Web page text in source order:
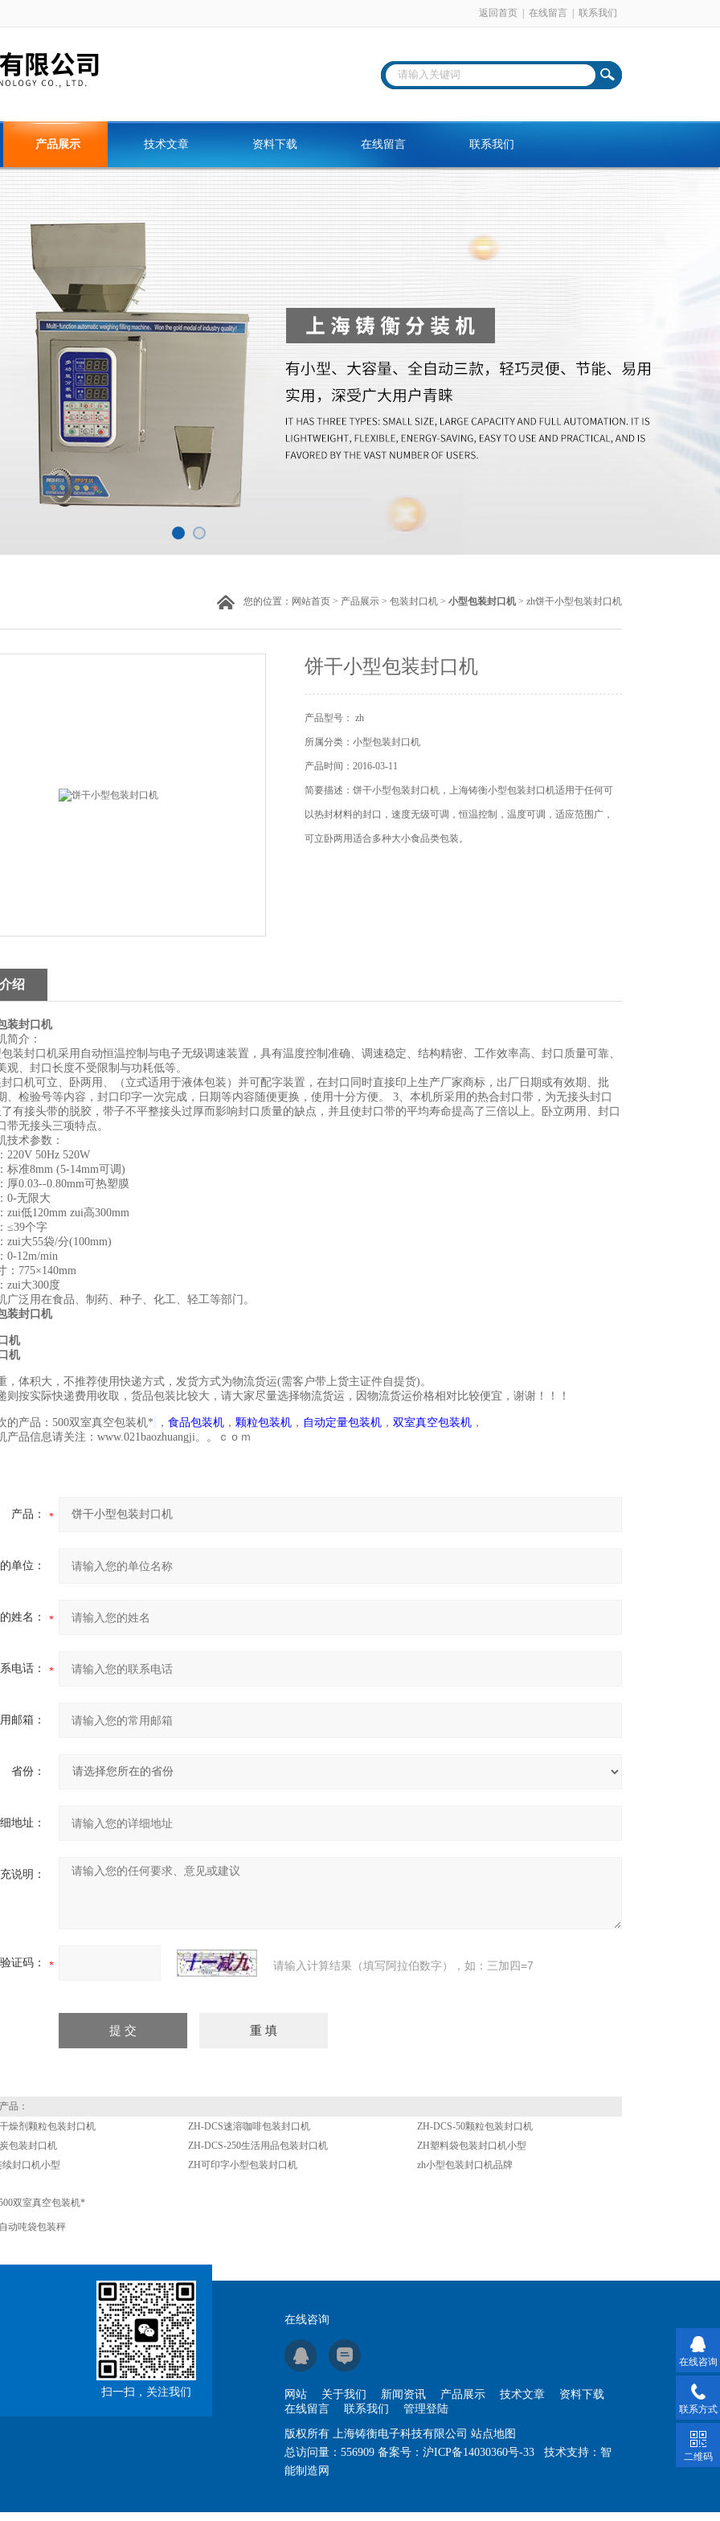
返回首页 在线留言 联系我们
产品展示 技术文章 资料下载 在线留言 联系我们
您的位置： 网站首页 > 产品展示 > 包装封口机 > 小型包装封口机 > zh饼干小型包装封口机
饼干小型包装封口机
产品型号： zh
所属分类：小型包装封口机
产品时间：2016-03-11
简要描述：饼干小型包装封口机，上海铸衡小型包装封口机适用于任何可
以热封材料的封口，速度无级可调，恒温控制，温度可调，适应范围广，
可立卧两用适合多种大小食品类包装。
绍
装封口机
简介：
装封口机采用自动恒温控制与电子无级调速装置，具有温度控制准确、调速稳定、结构精密、工作效率高、封口质量可靠、
观、封口长度不受限制与功耗低等。
口机可立、卧两用、（立式适用于液体包装）并可配字装置，在封口同时直接印上生产厂家商标，出厂日期或有效期、批
、检验号等内容，封口印字一次完成，日期等内容随便更换，使用十分方便。 3、本机所采用的热合封口带，为无接头封口
有接头带的脱胶，带子不平整接头过厚而影响封口质量的缺点，并且使封口带的平均寿命提高了三倍以上。卧立两用、封口
带无接头三项特点。
技术参数：
220V 50Hz 520W
标准8mm (5-14mm可调)
厚0.03--0.80mm可热塑膜
0-无限大
zui低120mm zui高300mm
≤39个字
zui大55袋/分(100mm)
0-12m/min
：775×140mm
zui大300度
广泛用在食品、制药、种子、化工、轻工等部门。
装封口机
，体积大，不推荐使用快递方式，发货方式为物流货运(需客户带上货主证件自提货)。
则按实际快递费用收取，货品包装比较大，请大家尽量选择物流货运，因物流货运价格相对比较便宜，谢谢！！！
的产品：500双室真空包装机* ， 食品包装机 ， 颗粒包装机 ， 自动定量包装机 ， 双室真空包装机 ，
产品信息请关注：www.021baozhuangji。。ｃｏｍ
产品：
单位：
姓名：
电话：
邮箱：
省份：
地址：
说明：
验证码： 请输入计算结果（填写阿拉伯数字），如：三加四=7
品：
燥剂颗粒包装封口机
ZH-DCS速溶咖啡包装封口机
ZH-DCS-50颗粒包装封口机
包装封口机
ZH-DCS-250生活用品包装封口机
ZH塑料袋包装封口机小型
封口机小型
ZH可印字小型包装封口机 zh小型包装封口机品牌
双室真空包装机*
动吨袋包装秤
扫一扫，关注我们
在线咨询
网站 关于我们 新闻资讯 产品展示 技术文章
资料下载
在线留言
联系我们 管理登陆
版权所有 上海铸衡电子科技有限公司 站点地图
总访问量： 556909 备案号： 沪ICP备14030360号-33 技术支持： 智
能制造网
在线咨询
联系方式
二维码